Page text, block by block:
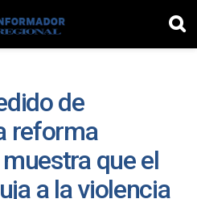
de
reforma
que el
a la violencia